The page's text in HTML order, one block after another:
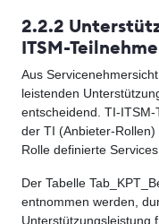
2.2.2
ITSM-
Aus
leistenden
entscheidend. TI-
der TI (Anbieter-
Rolle definierte
Der Tabelle
entnommen werden,
Unterstützungsleistung